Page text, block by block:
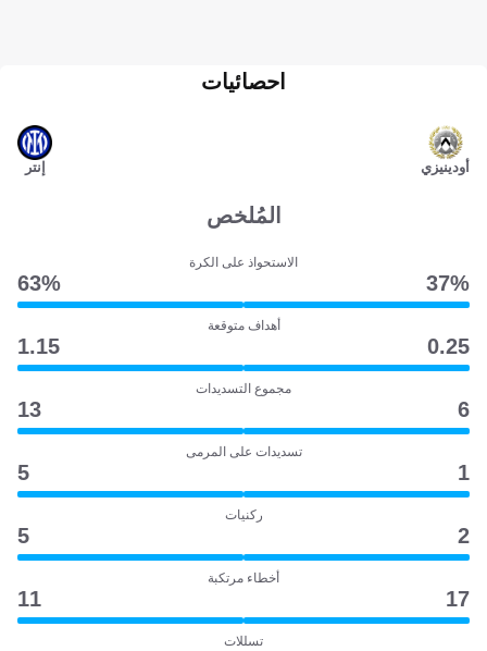
أودينيزي
احصائيات
إنتر
المُلخص
الاستحواذ على الكرة
37‎%‎
63‎%‎
أهداف متوقعة
0.25
1.15
مجموع التسديدات
6
13
تسديدات على المرمى
1
5
ركنيات
2
5
أخطاء مرتكبة
17
11
تسللات